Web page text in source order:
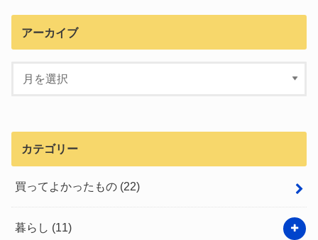
アーカイブ
カテゴリー
買ってよかったもの (22)
暮らし (11)